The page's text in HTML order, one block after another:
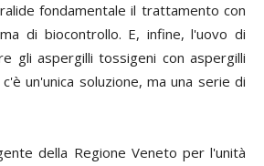
fondamentale il trattamento con
di biocontrollo. E, infine, l'uovo di
gli aspergilli tossigeni con aspergilli
un'unica soluzione, ma una serie di
della Regione Veneto per l'unità